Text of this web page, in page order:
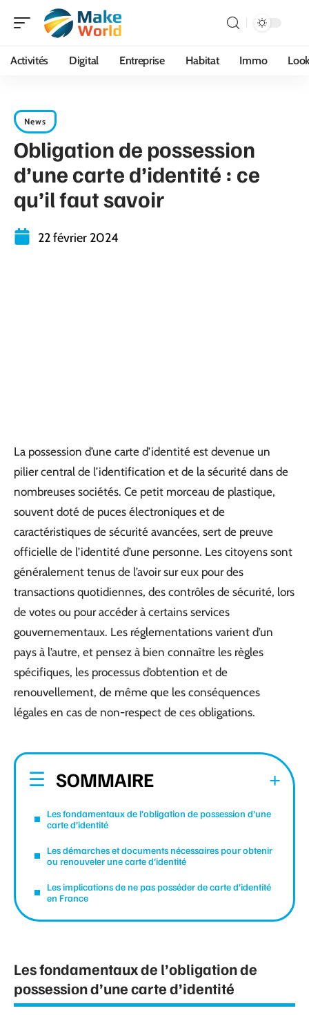
Activités Digital Entreprise Habitat Immo
News
Obligation de possession
d’une carte d’identité : ce
qu’il faut savoir
22 février 2024
La possession d’une carte d’identité est devenue un
pilier central de l’identification et de la sécurité dans de
nombreuses sociétés. Ce petit morceau de plastique,
souvent doté de puces électroniques et de
caractéristiques de sécurité avancées, sert de preuve
officielle de l’identité d’une personne. Les citoyens sont
généralement tenus de l’avoir sur eux pour des
transactions quotidiennes, des contrôles de sécurité, lors
de votes ou pour accéder à certains services
gouvernementaux. Les réglementations varient d’un
pays à l’autre, et pensez à bien connaître les règles
spécifiques, les processus d’obtention et de
renouvellement, de même que les conséquences
légales en cas de non-respect de ces obligations.
SOMMAIRE
Les fondamentaux de l’obligation de possession d’une
carte d’identité
Les démarches et documents nécessaires pour obtenir
ou renouveler une carte d’identité
Les implications de ne pas posséder de carte d’identité
en France
Les fondamentaux de l’obligation de
possession d’une carte d’identité